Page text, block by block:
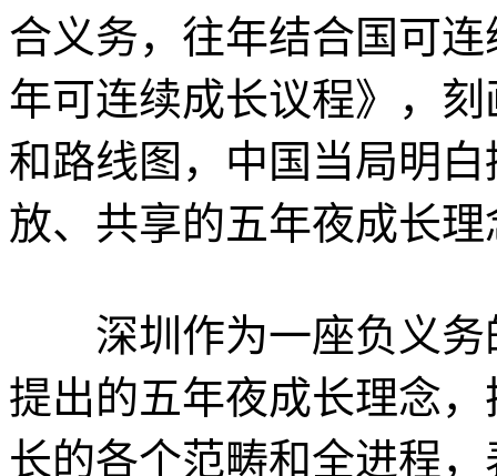
合义务，往年结合国可
年可连续成长议程》，
和路线图，中国当局明
放、共享的五年夜成长
深圳作为一座负义务
提出的五年夜成长理念
长的各个范畴和全进程